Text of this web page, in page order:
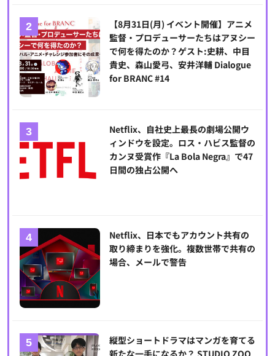
【8月31日(月) イベント開催】アニメ
監督・プロデューサーたちはアヌシー
で何を得たのか？ゲスト:史耕、中目
貴史、森山愛弓、安井洋輔 Dialogue
for BRANC #14
Netflix、自社史上最長の劇場公開ウ
ィンドウを設定。ロス・ハビス監督の
カンヌ受賞作『La Bola Negra』で47
日間の独占公開へ
Netflix、日本でもアカウント共有の
取り締まりを強化。複数世帯で共有の
場合、メールで警告
縦型ショートドラマはマンガを育てる